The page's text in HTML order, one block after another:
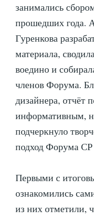
занимались
прошедших года.
Гуренкова
материала,
воедино и
членов Форума.
дизайнера, отчёт
информативным,
подчеркнуло
подход Форума СР
Первыми с
ознакомились
из них отметили,